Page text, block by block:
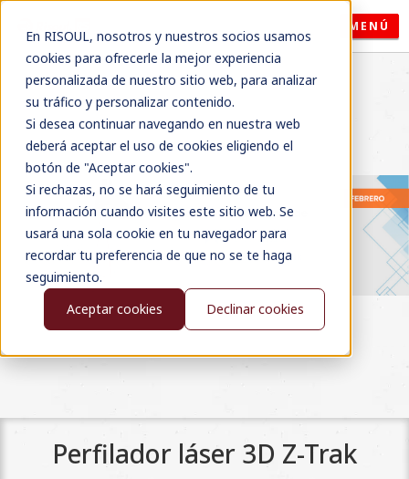
En RISOUL, nosotros y nuestros socios usamos
cookies para ofrecerle la mejor experiencia
personalizada de nuestro sitio web, para analizar
su tráfico y personalizar contenido.
Si desea continuar navegando en nuestra web
deberá aceptar el uso de cookies eligiendo el
botón de "Aceptar cookies".
Si rechazas, no se hará seguimiento de tu
información cuando visites este sitio web. Se
usará una sola cookie en tu navegador para
recordar tu preferencia de que no se te haga
seguimiento.
Aceptar cookies
Declinar cookies
MENÚ
Perfilador láser 3D Z-Trak